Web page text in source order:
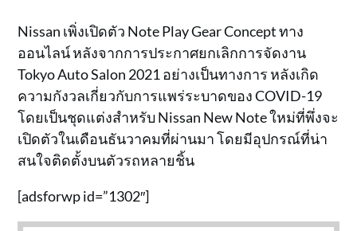
Nissan เพิ่งเปิดตัว Note Play Gear Concept ทาง
ออนไลน์ หลังจากการประกาศยกเลิกการจัดงาน
Tokyo Auto Salon 2021 อย่างเป็นทางการ หลังเกิด
ความกังวลเกี่ยวกับการแพร่ระบาดของ COVID-19
โดยเป็นชุดแต่งสำหรับ Nissan New Note ใหม่ที่พึ่งจะ
เปิดตัวในเดือนธันวาคมที่ผ่านมา โดยมีอุปกรณ์ที่น่า
สนใจติดตั้งบนตัวรถหลายชิ้น
[adsforwp id=”1302″]